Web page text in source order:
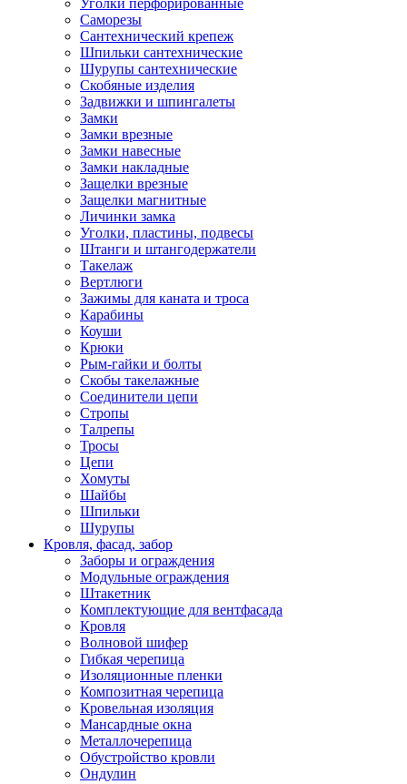
Саморезы
Сантехнический крепеж
Шпильки сантехнические
Шурупы сантехнические
Скобяные изделия
Задвижки и шпингалеты
Замки
Замки врезные
Замки навесные
Замки накладные
Защелки врезные
Защелки магнитные
Личинки замка
Уголки, пластины, подвесы
Штанги и штангодержатели
Такелаж
Вертлюги
Зажимы для каната и троса
Карабины
Коуши
Крюки
Рым-гайки и болты
Скобы такелажные
Соединители цепи
Стропы
Талрепы
Тросы
Цепи
Хомуты
Шайбы
Шпильки
Шурупы
Кровля, фасад, забор
Заборы и ограждения
Модульные ограждения
Штакетник
Комплектующие для вентфасада
Кровля
Волновой шифер
Гибкая черепица
Изоляционные пленки
Композитная черепица
Кровельная изоляция
Мансардные окна
Металлочерепица
Обустройство кровли
Ондулин